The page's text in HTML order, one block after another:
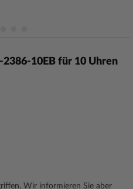
2386-10EB für 10 Uhren
Wir informieren Sie aber